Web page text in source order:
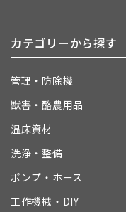
カテゴリーから探す
管理・防除機
獣害・酪農用品
温床資材
洗浄・整備
ポンプ・ホース
工作機械・DIY